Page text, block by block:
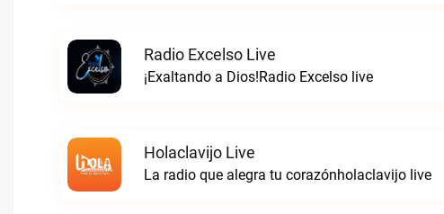
Radio Excelso Live
¡Exaltando a Dios!Radio Excelso live
Holaclavijo Live
La radio que alegra tu corazónholaclavijo live